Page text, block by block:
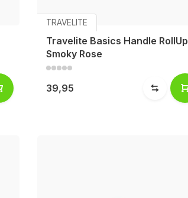
TRAVELITE
Travelite Basics Handle RollUp
Smoky Rose
39,95